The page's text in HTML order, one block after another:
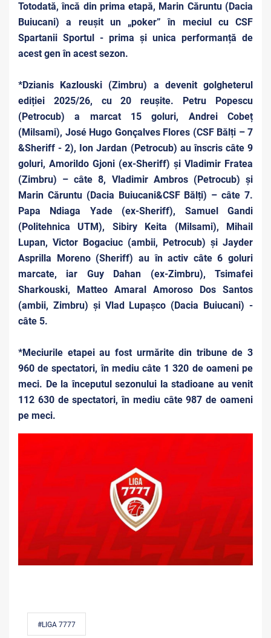
Totodată, încă din prima etapă, Marin Căruntu (Dacia
Buiucani) a reușit un „poker” în meciul cu CSF
Spartanii Sportul - prima și unica performanță de
acest gen în acest sezon.
*Dzianis Kazlouski (Zimbru) a devenit golgheterul
ediției 2025/26, cu 20 reușite. Petru Popescu
(Petrocub) a marcat 15 goluri, Andrei Cobeț
(Milsami), José Hugo Gonçalves Flores (CSF Bălți – 7
&Sheriff - 2), Ion Jardan (Petrocub) au înscris câte 9
goluri, Amorildo Gjoni (ex-Sheriff) și Vladimir Fratea
(Zimbru) – câte 8, Vladimir Ambros (Petrocub) și
Marin Căruntu (Dacia Buiucani&CSF Bălți) – câte 7.
Papa Ndiaga Yade (ex-Sheriff), Samuel Gandi
(Politehnica UTM), Sibiry Keita (Milsami), Mihail
Lupan, Victor Bogaciuc (ambii, Petrocub) și Jayder
Asprilla Moreno (Sheriff) au în activ câte 6 goluri
marcate, iar Guy Dahan (ex-Zimbru), Tsimafei
Sharkouski, Matteo Amaral Amoroso Dos Santos
(ambii, Zimbru) și Vlad Lupașco (Dacia Buiucani) -
câte 5.
*Meciurile etapei au fost urmărite din tribune de 3
960 de spectatori, în mediu câte 1 320 de oameni pe
meci. De la începutul sezonului la stadioane au venit
112 630 de spectatori, în mediu câte 987 de oameni
pe meci.
#LIGA 7777